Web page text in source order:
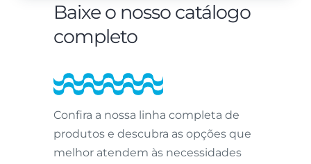
Baixe o nosso catálogo
completo
Confira a nossa linha completa de
produtos e descubra as opções que
melhor atendem às necessidades